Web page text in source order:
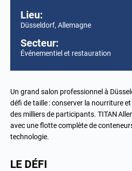
Lieu:
Düsseldorf, Allemagne
Secteur:
Événementiel et restauration
Un grand salon professionnel à
défi de taille : conserver la nourriture
des milliers de participants. TITAN
avec une flotte complète de
technologie.
LE DÉFI